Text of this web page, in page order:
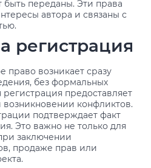
быть переданы. Эти права
автора и связаны с
регистрация
право возникает сразу
без формальных
предоставляет
конфликтов.
подтверждает факт
Это важно не только для
заключении
продаже прав или